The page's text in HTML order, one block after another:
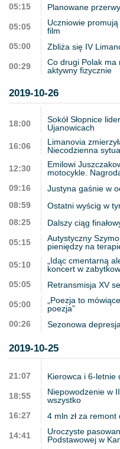
05:15
Planowane
05:05
Uczniowie
film
05:00
Zbliża się IV
00:29
Co drugi Polak ma
aktywny fizycznie
2019-10-26
18:00
Sokół Słopnice
Ujanowicach
16:06
Limanovia
Niecodzienna
12:30
Emilowi
motocykle.
09:16
Justyna gaśnie w
08:59
Ostatni wyścig w
08:25
Dalszy ciąg
05:15
Autystyczny
pieniędzy na
05:10
„Idąc cmentarną
koncert w
05:05
Retransmisja XV
05:00
„Poezja to
poezja”
00:26
Sezonowa
2019-10-25
21:07 Kierowca i 6-letnie
18:55
Niepowodzenie w
wszystko
16:27
4 mln zł za
14:41
Uroczyste
Podstawowej w